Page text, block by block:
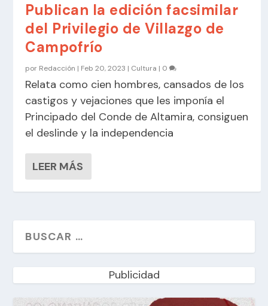
Publican la edición facsimilar
del Privilegio de Villazgo de
Campofrío
por Redacción | Feb 20, 2023 | Cultura | 0
Relata como cien hombres, cansados de los
castigos y vejaciones que les imponía el
Principado del Conde de Altamira, consiguen
el deslinde y la independencia
LEER MÁS
Publicidad